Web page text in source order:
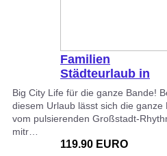
Familien
Städteurlaub in
Europa
Big City Life für die ganze Bande!
diesem Urlaub lässt sich die ganze
vom pulsierenden Großstadt-
mitr…
119.90 EURO